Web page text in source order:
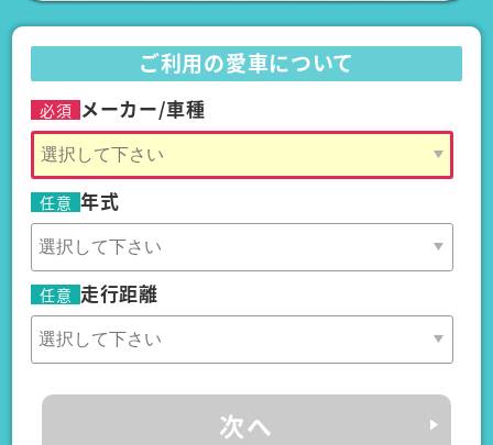
ご利用の愛車について
必須 メーカー/車種
任意 年式
任意 走行距離
次へ